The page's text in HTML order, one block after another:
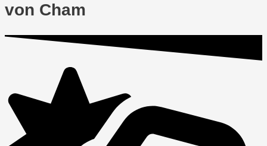
von Cham